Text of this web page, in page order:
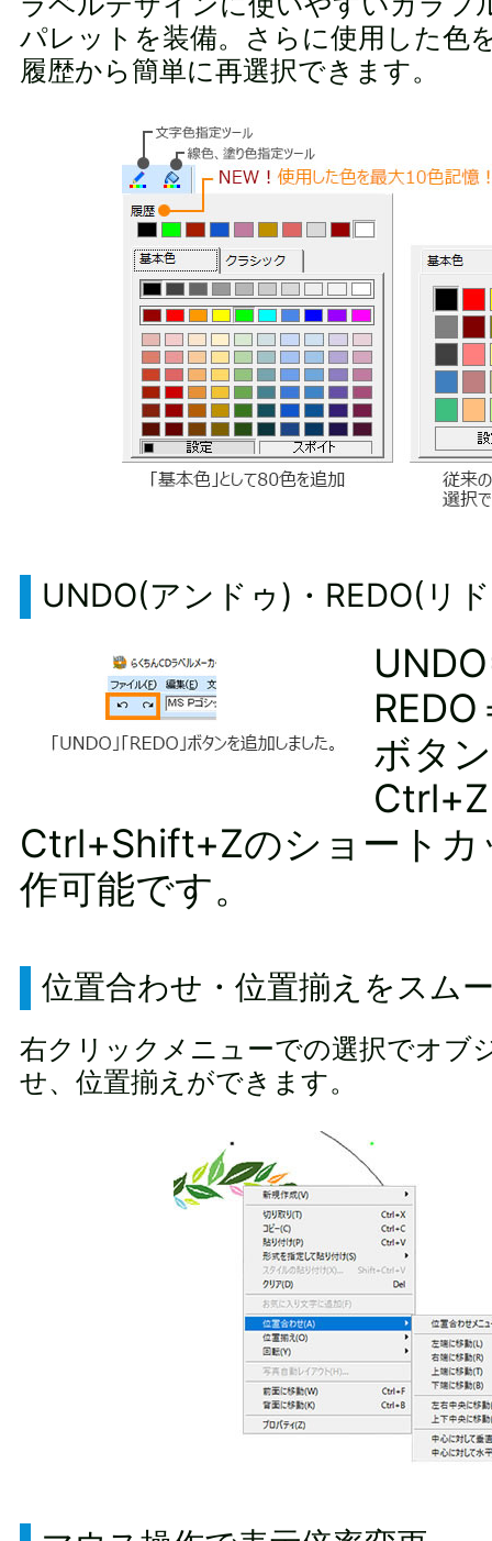
パレットを装備。さらに使用した色
履歴から簡単に再選択できます。
UNDO(アンドゥ)・REDO(リ
ボタ
Ctrl+Shift+Zのショートカ
作可能です。
位置合わせ・位置揃えをスム
右クリックメニューでの選択でオブ
せ、位置揃えができます。